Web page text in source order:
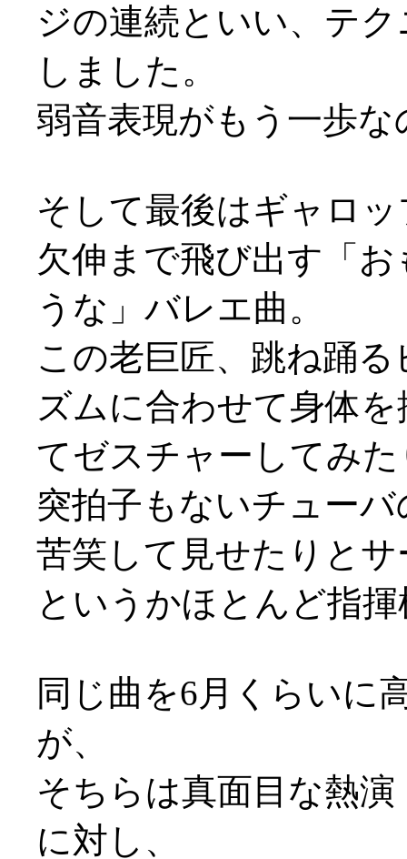
ジの連続といい、テ
しました。
弱音表現がもう一歩
そして最後はギャロ
欠伸まで飛び出す「
うな」バレエ曲。
この老巨匠、跳ね踊
ズムに合わせて身体
てゼスチャーしてみ
突拍子もないチュー
苦笑して見せたりと
というかほとんど指
同じ曲を6月くらいに
が、
そちらは真面目な熱
に対し、